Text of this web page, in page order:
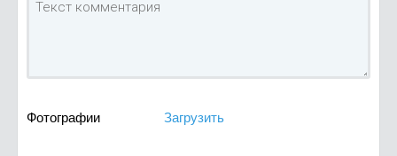
Фотографии Загрузить